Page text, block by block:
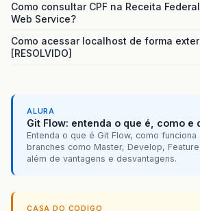
Como consultar CPF na Receita
Web Service?
Como acessar localhost de forma
[RESOLVIDO]
ALURA
Git Flow: entenda o que é, como e
Entenda o que é Git Flow, como
branches como Master, Develop,
além de vantagens e desvantagens.
CASA DO CODIGO